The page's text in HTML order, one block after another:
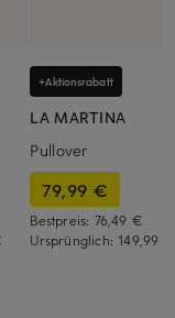
+Aktionsrabatt
LA MARTINA
Pullover
79,99 €
Bestpreis: 76,49 €
Ursprünglich:149,99 €